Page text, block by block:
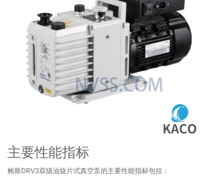
主要性能指标
鲍斯DRV3双级油旋片式真空泵的主要性能指标包括：